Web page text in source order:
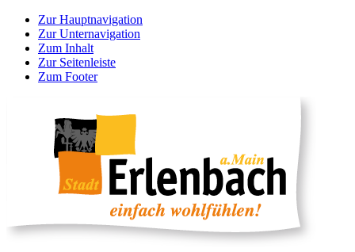
Zur Hauptnavigation
Zur Unternavigation
Zum Inhalt
Zur Seitenleiste
Zum Footer